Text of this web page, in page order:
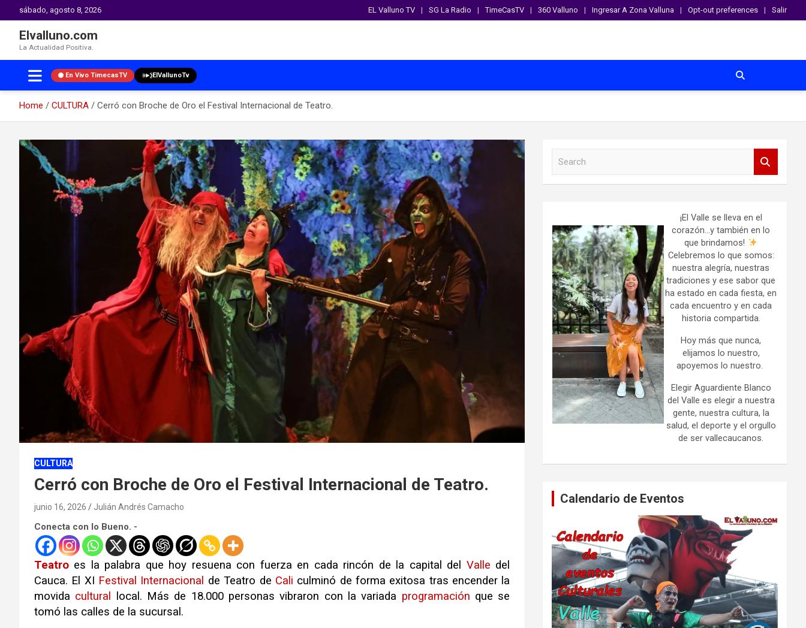
sábado, agosto 8, 2026 EL Valluno TV SG La Radio TimeCasTV 360 Valluno Ingresar A Zona Valluna Opt-out preferences Salir
Elvalluno.com
La Actualidad Positiva.
En Vivo TimecasTV ElVallunoTv
Home CULTURA
Cerró con Broche de Oro el Festival Internacional de Teatro.
content
CULTURA
Cerró con Broche de Oro el Festival Internacional de Teatro.
junio 16, 2026 Julián Andrés Camacho
Conecta con lo Bueno. -
Teatro es la palabra que hoy resuena con fuerza en cada rincón de la capital del Valle del
Cauca. El XI Festival Internacional de Teatro de Cali culminó de forma exitosa tras encender la
movida cultural local . Más de 18.000 personas vibraron con la variada programación que se
tomó las calles de la sucursal .
¡El Valle se lleva en el
corazón…y también en lo
que brindamos!
Celebremos lo que somos:
nuestra alegría, nuestras
tradiciones y ese sabor que
ha estado en cada fiesta, en
cada encuentro y en cada
historia compartida.
Hoy más que nunca,
elijamos lo nuestro,
apoyemos lo nuestro.
Elegir Aguardiente Blanco
del Valle es elegir a nuestra
gente, nuestra cultura, la
salud, el deporte y el orgullo
de ser vallecaucanos.
Calendario de Eventos